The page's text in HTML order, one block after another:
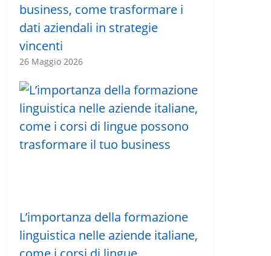
business, come trasformare i
dati aziendali in strategie
vincenti
26 Maggio 2026
L’importanza della formazione
linguistica nelle aziende italiane,